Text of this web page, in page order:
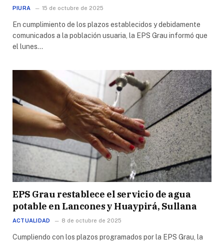
PIURA 15 de octubre de 2025
En cumplimiento de los plazos establecidos y debidamente
comunicados a la población usuaria, la EPS Grau informó que
el lunes…
EPS Grau restablece el servicio de agua
potable en Lancones y Huaypirá, Sullana
ACTUALIDAD 8 de octubre de 2025
Cumpliendo con los plazos programados por la EPS Grau, la